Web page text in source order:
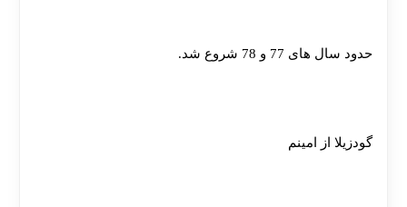
حدود سال های 77 و 78 شروع شد.
گودزیلا از امینم